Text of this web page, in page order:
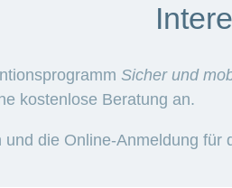
Sicher und
kostenlose Beratung an.
die Online-Anmeldung für